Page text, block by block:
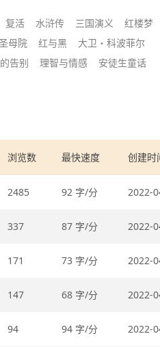
复活 水浒传 三国演义
红楼梦
母院 红与黑
大卫・科波菲尔
告别 理智与情感
安徒生童话
浏览数 最快速度 创建时
2485 92 字/分 2022-
337 87 字/分 2022-
171 73 字/分 2022-
147 68 字/分 2022-
94 94 字/分 2022-